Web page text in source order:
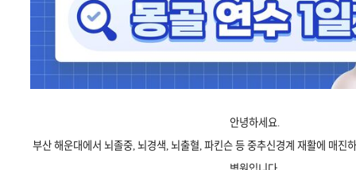
안녕하세요.
부산 해운대에서 뇌졸중, 뇌경색, 뇌출혈, 파킨슨 등 중추신경계 재활에 매진